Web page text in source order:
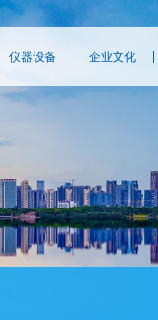
仪器设备 企业文化